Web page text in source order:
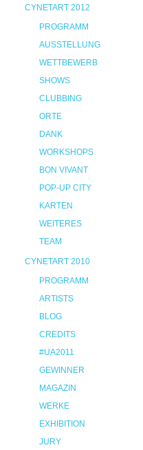
CYNETART 2012
PROGRAMM
AUSSTELLUNG
WETTBEWERB
SHOWS
CLUBBING
ORTE
DANK
WORKSHOPS
BON VIVANT
POP-UP CITY
KARTEN
WEITERES
TEAM
CYNETART 2010
PROGRAMM
ARTISTS
BLOG
CREDITS
#UA2011
GEWINNER
MAGAZIN
WERKE
EXHIBITION
JURY